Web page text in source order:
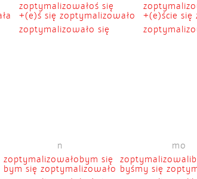
zoptymalizowałoś się
+(e)ś się zoptymalizowało
+(e)ście
zoptymalizowało się
n mo
zoptymalizowałobym się
bym się zoptymalizowało byśmy się